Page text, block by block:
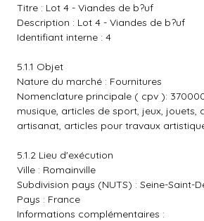
Titre : Lot 4 - Viandes de b?uf
Description : Lot 4 - Viandes de b?uf
Identifiant interne : 4
5.1.1 Objet
Nature du marché : Fournitures
Nomenclature principale ( cpv ):
musique, articles de sport, jeux, jouets,
artisanat, articles pour travaux
5.1.2 Lieu d'exécution
Ville : Romainville
Subdivision pays (NUTS) : Seine-Saint-
Pays : France
Informations complémentaires :